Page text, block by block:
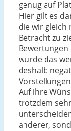
genug auf
Hier gilt es
die wir gleich
Betracht zu
Bewertungen
wurde das
deshalb
Auf ihre
trotzdem
anderer,